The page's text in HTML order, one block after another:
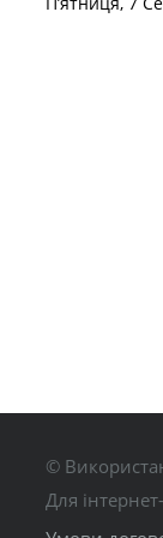
©
Для